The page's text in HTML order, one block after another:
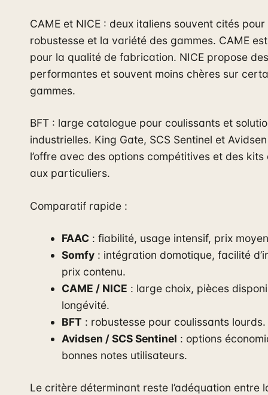
CAME et NICE : deux italiens souvent cités pour
robustesse et la variété des gammes. CAME
pour la qualité de fabrication. NICE propose
performantes et souvent moins chères sur
gammes.
BFT : large catalogue pour coulissants et
industrielles. King Gate, SCS Sentinel et
l’offre avec des options compétitives et des kits
aux particuliers.
Comparatif rapide :
FAAC: fiabilité, usage intensif, prix
Somfy: intégration domotique, facilité
prix contenu.
CAME / NICE : large choix, pièces
longévité.
BFT : robustesse pour coulissants lourds.
Avidsen / SCS Sentinel : options
bonnes notes utilisateurs.
Le critère déterminant reste l’adéquation entre